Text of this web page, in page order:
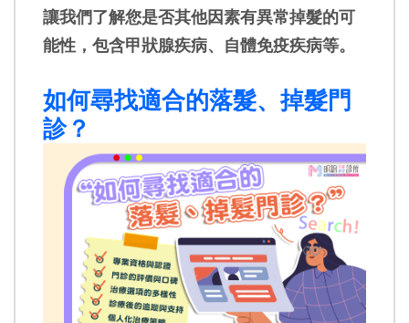
讓我們了解您是否其他因素有異常掉髮的可
能性，包含甲狀腺疾病、自體免疫疾病等。
如何尋找適合的落髮、掉髮門
診？